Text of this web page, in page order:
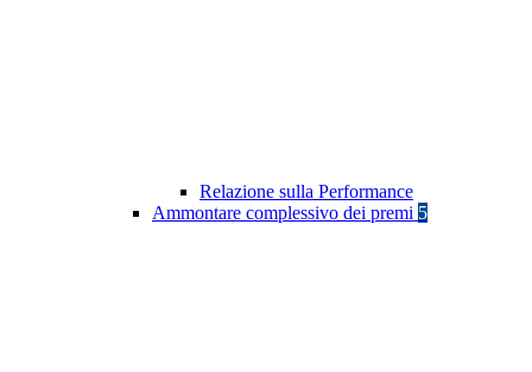
Relazione sulla Performance
Ammontare complessivo dei premi 5